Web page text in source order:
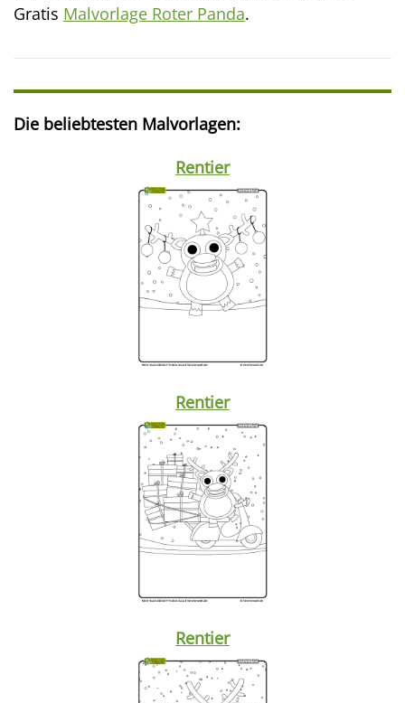
Gratis Malvorlage Roter Panda.
Die beliebtesten Malvorlagen:
Rentier
Rentier
Rentier